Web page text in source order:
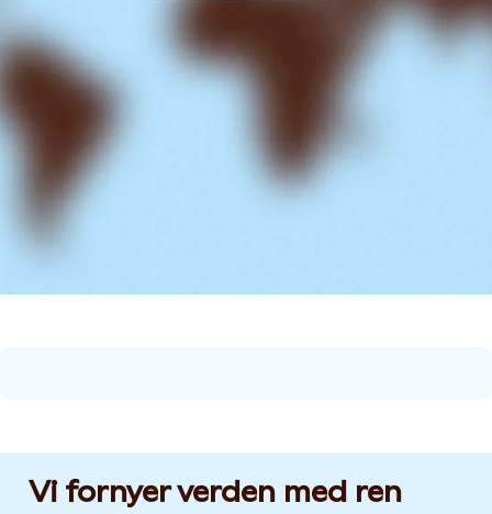
Vi fornyer verden med ren